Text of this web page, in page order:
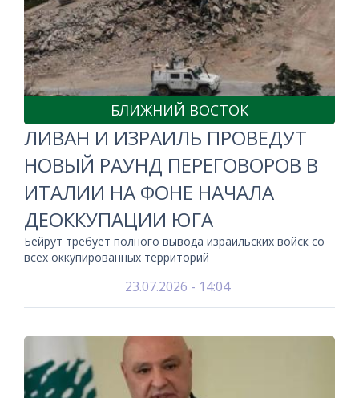
БЛИЖНИЙ ВОСТОК
ЛИВАН И ИЗРАИЛЬ ПРОВЕДУТ
НОВЫЙ РАУНД ПЕРЕГОВОРОВ В
ИТАЛИИ НА ФОНЕ НАЧАЛА
ДЕОККУПАЦИИ ЮГА
Бейрут требует полного вывода израильских войск со
всех оккупированных территорий
23.07.2026 - 14:04